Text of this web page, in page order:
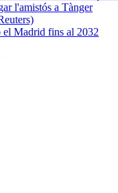
l'amistós a Tànger
Madrid fins al 2032